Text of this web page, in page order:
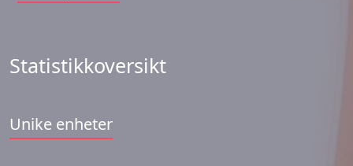
Statistikkoversikt
Unike enheter